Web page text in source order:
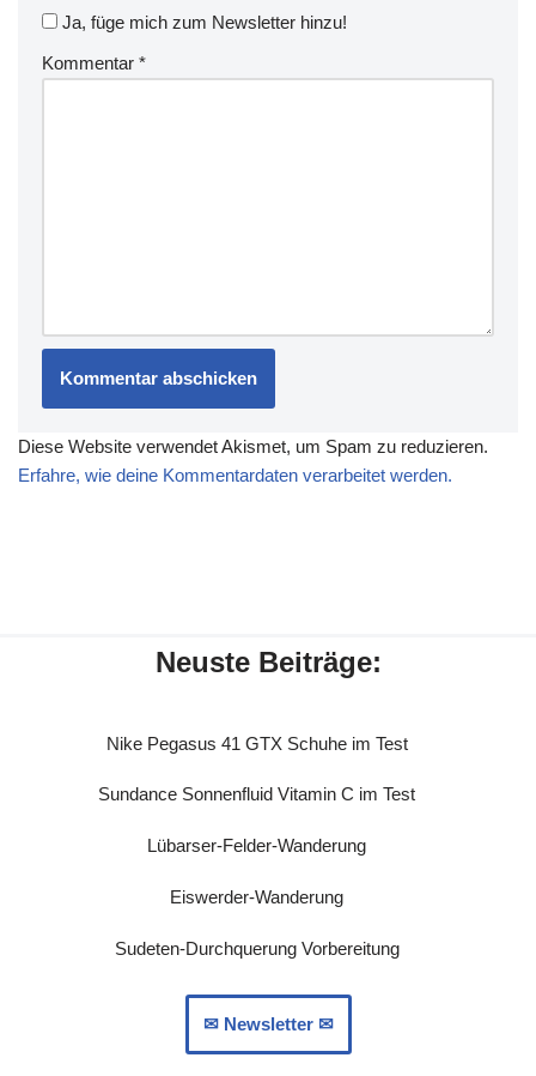
Ja, füge mich zum Newsletter hinzu!
Kommentar *
Diese Website verwendet Akismet, um Spam zu reduzieren.
Erfahre, wie deine Kommentardaten verarbeitet werden.
Neuste Beiträge:
Nike Pegasus 41 GTX Schuhe im Test
Sundance Sonnenfluid Vitamin C im Test
Lübarser-Felder-Wanderung
Eiswerder-Wanderung
Sudeten-Durchquerung Vorbereitung
✉︎ Newsletter ✉︎